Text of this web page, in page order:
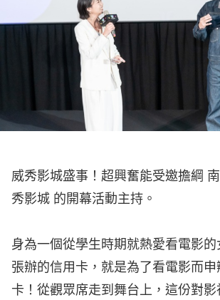
威秀影城盛事！超興奮能受邀擔綱
秀影城 的開幕活動主持。
身為一個從學生時期就熱愛看電影
張辦的信用卡，就是為了看電影而
卡！從觀眾席走到舞台上，這份對影